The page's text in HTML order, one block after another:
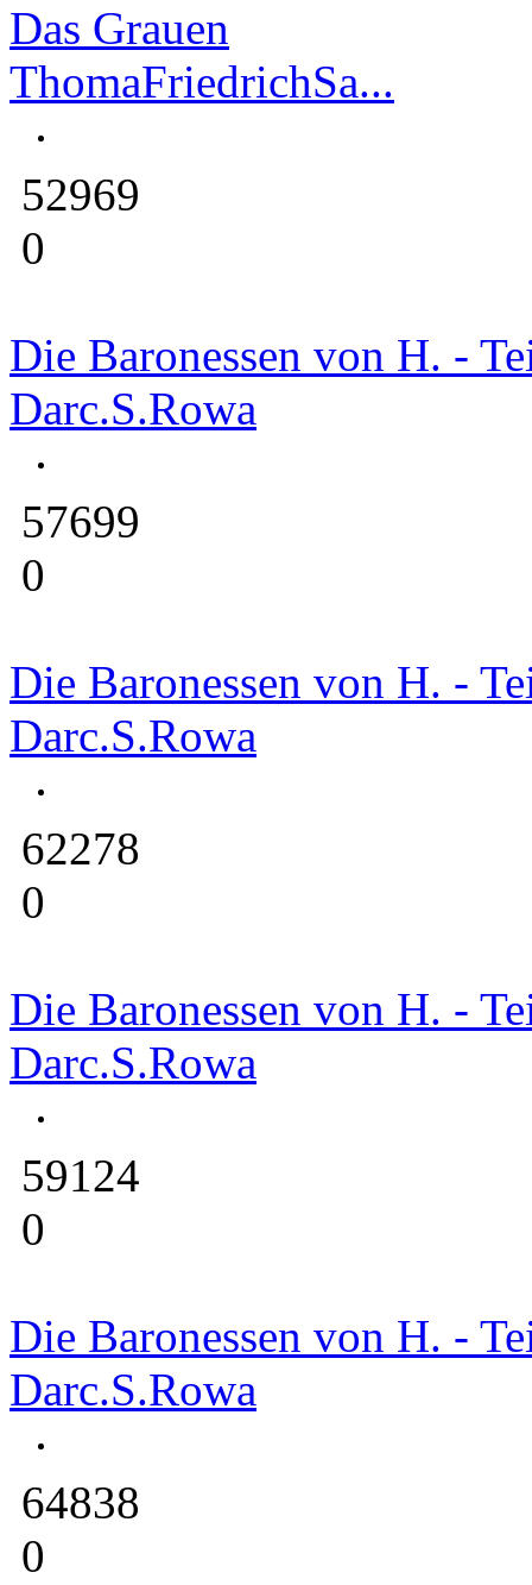
Das Grauen
ThomaFriedrichSa...
52969
0
Die Baronessen von H. -
Darc.S.Rowa
57699
0
Die Baronessen von H. -
Darc.S.Rowa
62278
0
Die Baronessen von H. -
Darc.S.Rowa
59124
0
Die Baronessen von H. -
Darc.S.Rowa
64838
0